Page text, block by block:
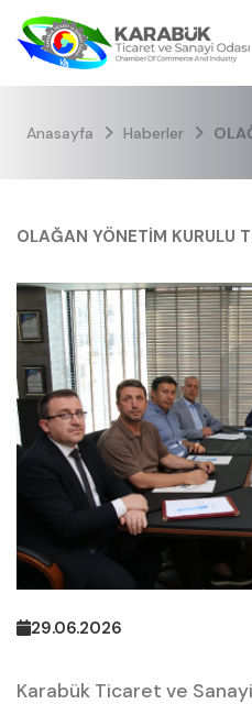
Anasayfa Haberler
OLAĞAN YÖNETİM KURULU
29.06.2026
Karabük Ticaret ve